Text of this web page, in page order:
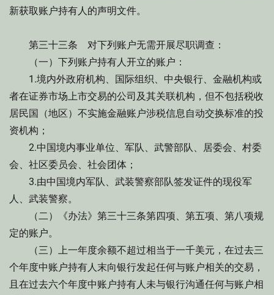
新获取账户持有人的声明文件。
第三十三条 对下列账户无需开展尽职调查：
（一）下列账户持有人开立的账户：
1.境内外政府机构、国际组织、中央银行、金融机构或
者在证券市场上市交易的公司及其关联机构，但不包括税收
居民国（地区）不实施金融账户涉税信息自动交换标准的投
资机构；
2.中国境内事业单位、军队、武警部队、居委会、村委
会、社区委员会、社会团体；
3.由中国境内军队、武装警察部队签发证件的现役军
人、武装警察。
（二）《办法》第三十三条第四项、第五项、第八项规
定的账户。
（三）上一年度余额不超过相当于一千美元，在过去三
个年度中账户持有人末向银行发起任何与账户相关的交易，
且在过去六个年度中账户持有人未与银行沟通任何与账户相